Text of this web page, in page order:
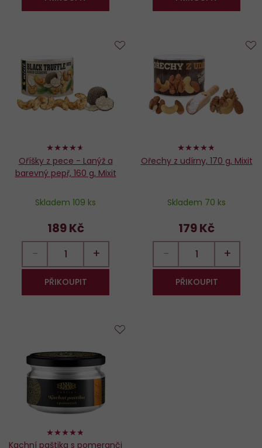
92%
Oříšky z pece - Lanýž a
barevný pepř, 160 g, Mixit
Skladem 109 ks
189 Kč
− +
PŘIKOUPIT
oblíbených
94%
Ořechy z udírny, 170 g, Mixit
Skladem 70 ks
179 Kč
− +
PŘIKOUPIT
94%
Kachní paštika s pomeranči